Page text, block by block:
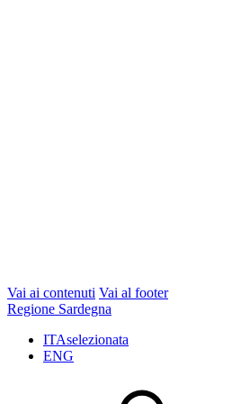
Vai ai contenuti Vai al footer
Regione Sardegna
ITAselezionata
ENG